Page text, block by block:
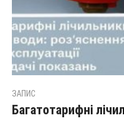
ЗАПИС
Багатотарифні